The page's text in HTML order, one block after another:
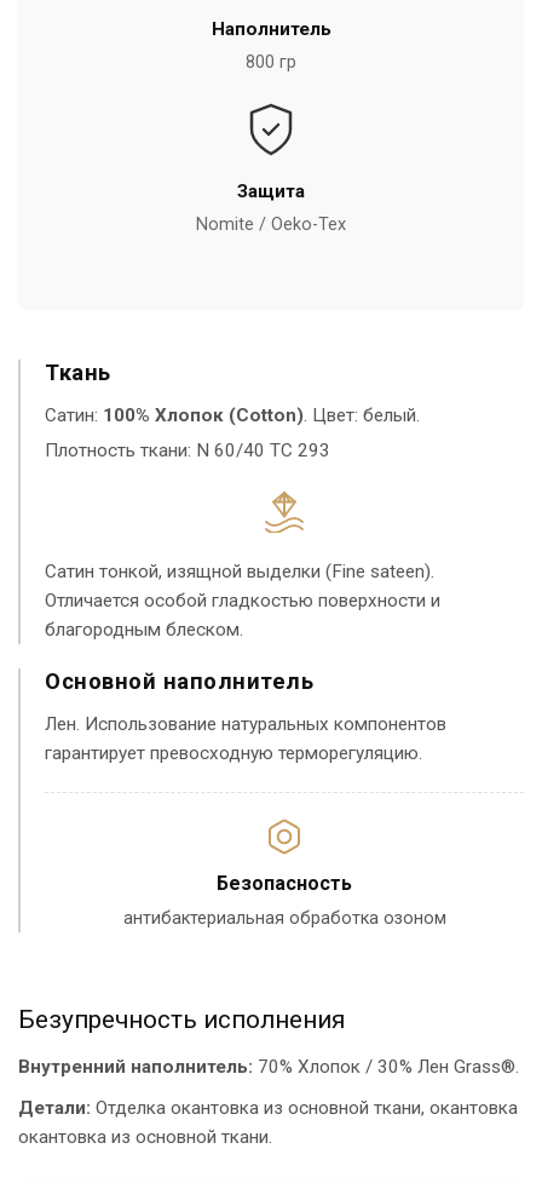
Наполнитель
800 гр
Защита
Nomite / Oeko-Tex
Ткань
Сатин: 100% Хлопок (Cotton). Цвет: белый.
Плотность ткани: N 60/40 TC 293
Сатин тонкой, изящной выделки (Fine sateen).
Отличается особой гладкостью поверхности и
благородным блеском.
Основной наполнитель
Лен. Использование натуральных компонентов
гарантирует превосходную терморегуляцию.
Безопасность
антибактериальная обработка озоном
Безупречность исполнения
Внутренний наполнитель: 70% Хлопок / 30% Лен Grass®.
Детали: Отделка окантовка из основной ткани, окантовка
окантовка из основной ткани.